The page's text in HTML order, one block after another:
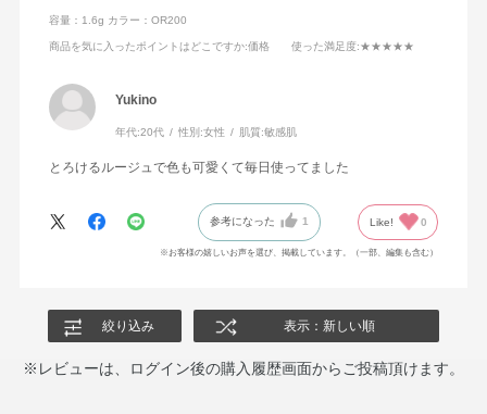
メチコン・パーフルオロオクチルトリエトキシシラン・ホ
ウケイ酸（Ca／Al）・ポリエチレン・ポリプロピレン・メ
酸化チタン・酸化鉄・硫酸Ba・黄4・赤202
容量：1.6g カラー：OR200
商品を気に入ったポイントはどこですか:価格 使った満足度:★★★★★
Yukino
年代:20代 性別:女性 肌質:敏感肌
とろけるルージュで色も可愛くて毎日使ってました
参考になった 1 Like! 0
※お客様の嬉しいお声を選び、掲載しています。（一部、編集も含む）
絞り込み 表示：新しい順
※レビューは、ログイン後の購入履歴画面からご投稿頂けます。